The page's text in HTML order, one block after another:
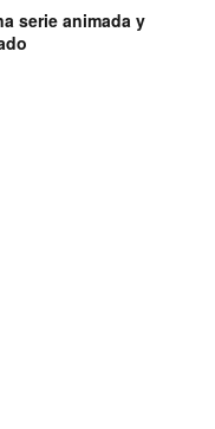
serie animada y